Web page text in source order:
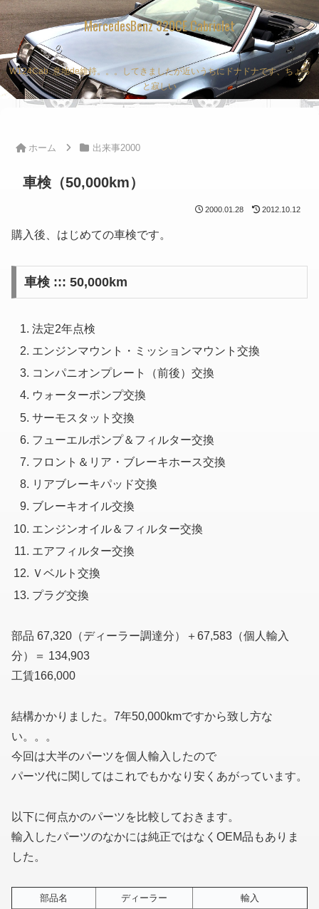
MercedesBenz 320CE Cabriolet
W124Cab. 意地de維持。。。してきましたが近いうちにドナドナです、ちょっ
と寂しい
ホーム 出来事2000
車検（50,000km）
2000.01.28 2012.10.12
購入後、はじめての車検です。
車検 ::: 50,000km
法定2年点検
エンジンマウント・ミッションマウント交換
コンパニオンプレート（前後）交換
ウォーターポンプ交換
サーモスタット交換
フューエルポンプ＆フィルター交換
フロント＆リア・ブレーキホース交換
リアブレーキパッド交換
ブレーキオイル交換
エンジンオイル＆フィルター交換
エアフィルター交換
Ｖベルト交換
プラグ交換
部品 67,320（ディーラー調達分）＋67,583（個人輸入
分）＝ 134,903
工賃166,000
結構かかりました。7年50,000kmですから致し方な
い。。。
今回は大半のパーツを個人輸入したので
パーツ代に関してはこれでもかなり安くあがっています。
以下に何点かのパーツを比較しておきます。
輸入したパーツのなかには純正ではなくOEM品もありま
した。
部品名 ディーラー
輸入